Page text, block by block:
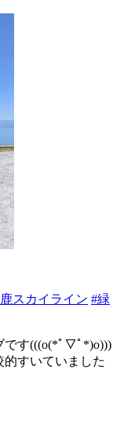
スカイライン #緑
です(((o(*ﾟ▽ﾟ*)o)))
すいていました